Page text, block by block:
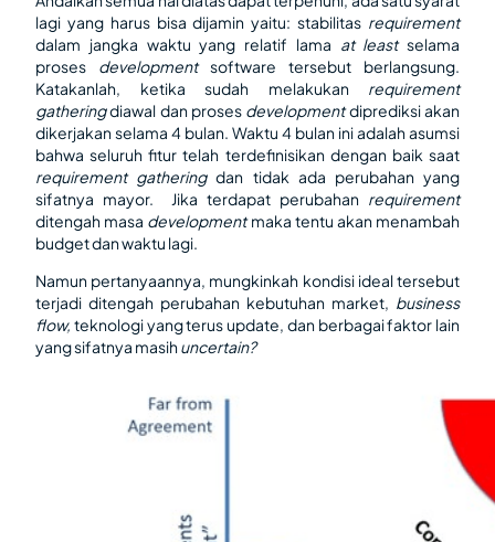
lagi yang harus bisa dijamin yaitu: stabilitas requirement
dalam jangka waktu yang relatif lama at least selama
proses development software tersebut berlangsung.
Katakanlah, ketika sudah melakukan requirement
gatheringdiawal dan proses developmentdiprediksi akan
dikerjakan selama 4 bulan. Waktu 4 bulan ini adalah asumsi
bahwa seluruh fitur telah terdefinisikan dengan baik saat
requirement gatheringdan tidak ada perubahan yang
sifatnya mayor. Jika terdapat perubahan requirement
ditengah masa developmentmaka tentu akan menambah
budget dan waktu lagi.
Namun pertanyaannya, mungkinkah kondisi ideal tersebut
terjadi ditengah perubahan kebutuhan market, business
flow, teknologi yang terus update, dan berbagai faktor lain
yang sifatnya masihuncertain?